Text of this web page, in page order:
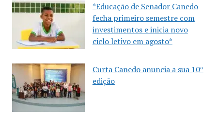
*Educação de Senador Canedo
fecha primeiro semestre com
investimentos e inicia novo
ciclo letivo em agosto*
Curta Canedo anuncia a sua 10ª
edição